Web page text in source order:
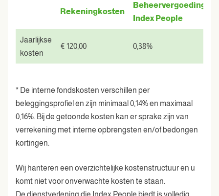
Rekeningkosten
Beheervergoeding
Index People
Jaarlijkse
kosten
€ 120,00 0,38%
* De interne fondskosten verschillen per
beleggingsprofiel en zijn minimaal 0,14% en maximaal
0,16%. Bij de getoonde kosten kan er sprake zijn van
verrekening met interne opbrengsten en/of bedongen
kortingen.
Wij hanteren een overzichtelijke kostenstructuur en u
komt niet voor onverwachte kosten te staan.
De dienstverlening die Index People biedt is volledig